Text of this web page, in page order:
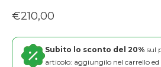
Prezzo regolare
€210,00
Subito lo sconto del 20% sul
articolo: aggiungilo nel carrello